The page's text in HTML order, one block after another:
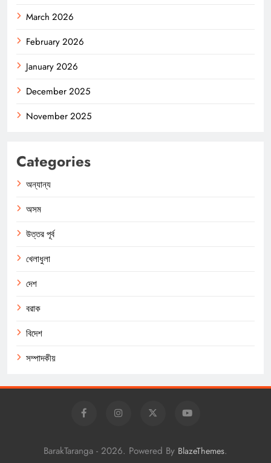
March 2026
February 2026
January 2026
December 2025
November 2025
Categories
অন্যান্য
অসম
উত্তর পূর্ব
খেলাধুলা
দেশ
বরাক
বিদেশ
সম্পাদকীয়
BarakTaranga - 2026. Powered By BlazeThemes.